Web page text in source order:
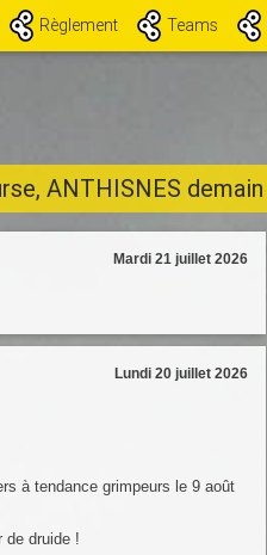
Règlement Teams
ANTHISNES demain
Mardi 21 juillet 2026
Lundi 20 juillet 2026
à tendance grimpeurs le 9 août
de druide !